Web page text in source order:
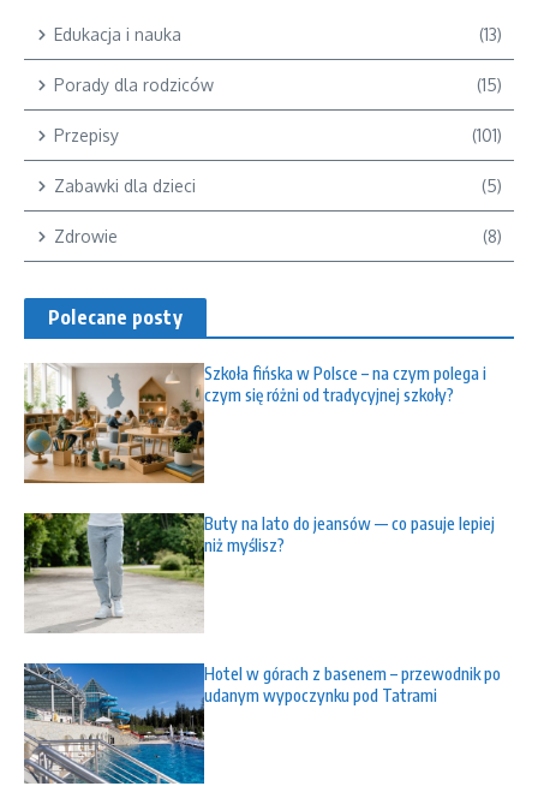
Edukacja i nauka (13)
Porady dla rodziców (15)
Przepisy (101)
Zabawki dla dzieci (5)
Zdrowie (8)
Polecane posty
Szkoła fińska w Polsce – na czym polega i
czym się różni od tradycyjnej szkoły?
Buty na lato do jeansów — co pasuje lepiej
niż myślisz?
Hotel w górach z basenem – przewodnik po
udanym wypoczynku pod Tatrami